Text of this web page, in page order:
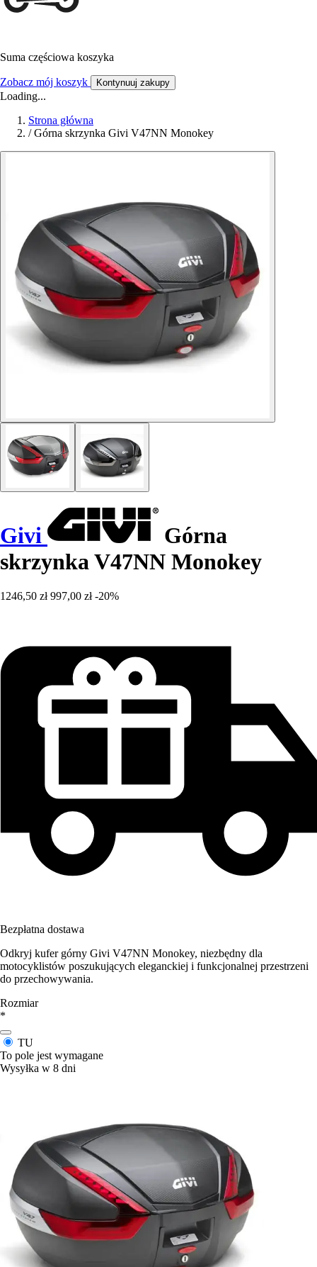
Suma częściowa koszyka
Zobacz mój koszyk Kontynuuj zakupy
Loading...
Strona główna
/ Górna skrzynka Givi V47NN Monokey
Givi
Górna
skrzynka V47NN Monokey
1246,50 zł 997,00 zł -20%
Bezpłatna dostawa
Odkryj kufer górny Givi V47NN Monokey, niezbędny dla
motocyklistów poszukujących eleganckiej i funkcjonalnej przestrzeni
do przechowywania.
Rozmiar
*
TU
To pole jest wymagane
Wysyłka w 8 dni